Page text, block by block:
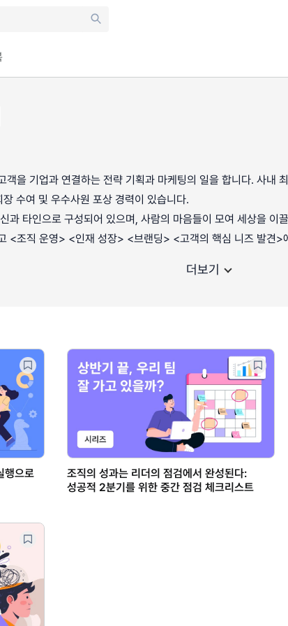
객을 기업과 연결하는 전략 기획과 마케팅의 일을 합니다. 사내
장 수여 및 우수사원 포상 경력이 있습니다.
과 타인으로 구성되어 있으며, 사람의 마음들이 모여 세상을 이
<조직 운영> <인재 성장> <브랜딩> <고객의 핵심 니즈 발견>
더보기
행으로
조직의 성과는 리더의 점검에서 완성된다:
성공적 2분기를 위한 중간 점검 체크리스트